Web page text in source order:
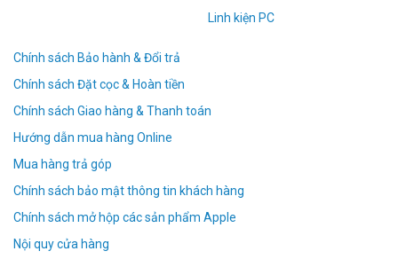
Linh kiện PC
Chính sách Bảo hành & Đổi trả
Chính sách Đặt cọc & Hoàn tiền
Chính sách Giao hàng & Thanh toán
Hướng dẫn mua hàng Online
Mua hàng trả góp
Chính sách bảo mật thông tin khách hàng
Chính sách mở hộp các sản phẩm Apple
Nội quy cửa hàng